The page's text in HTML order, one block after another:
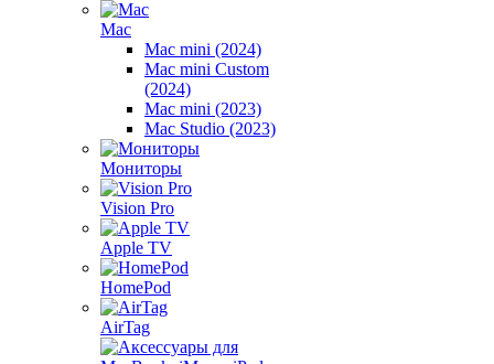
Mac
Mac mini (2024)
Mac mini Custom
(2024)
Mac mini (2023)
Mac Studio (2023)
Мониторы
Vision Pro
Apple TV
HomePod
AirTag